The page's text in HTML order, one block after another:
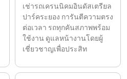
เช่ารถเครนนิคมอินดัสเตรียล
ปาร์คระยอง การันตีความตรง
ต่อเวลา รถทุกคันสภาพพร้อม
ใช้งาน ดูแลหน้างานโดยผู้
เชี่ยวชาญเพื่อประสิท